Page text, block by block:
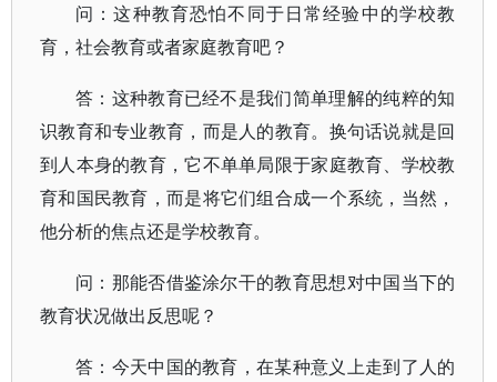
问：这种教育恐怕不同于日常经验中的学校教
育，社会教育或者家庭教育吧？
答：这种教育已经不是我们简单理解的纯粹的知
识教育和专业教育，而是人的教育。换句话说就是回
到人本身的教育，它不单单局限于家庭教育、学校教
育和国民教育，而是将它们组合成一个系统，当然，
他分析的焦点还是学校教育。
问：那能否借鉴涂尔干的教育思想对中国当下的
教育状况做出反思呢？
答：今天中国的教育，在某种意义上走到了人的